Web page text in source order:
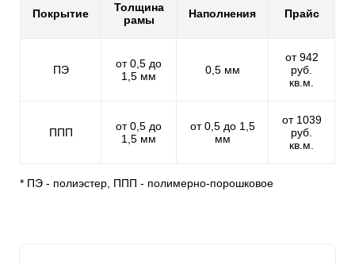
Покрытие
Толщина
рамы
Наполнения Прайс
ПЭ
от 0,5 до
1,5 мм
0,5 мм
от 942
руб.
кв.м.
ППП
от 0,5 до
1,5 мм
от 0,5 до 1,5
мм
от 1039
руб.
кв.м.
* ПЭ - полиэстер, ППП - полимерно-порошковое